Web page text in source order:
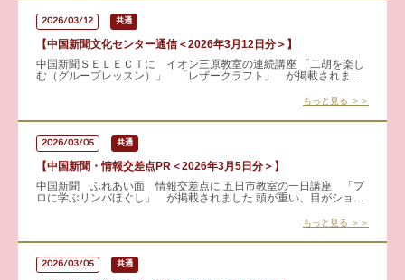
2026/03/12 共通
【中国新聞文化センター通信＜2026年3月12日分＞】
中国新聞ＳＥＬＥＣＴに イオン三原教室の連続講座 「二胡を楽し
む（グループレッスン）」 「レザークラフト」 が掲載されまし
もっと見る ＞＞
2026/03/05 共通
【中国新聞・情報交差点PR＜2026年3月5日分＞】
中国新聞 ふれあい面 情報交差点に 五日市教室の一日講座 「プ
ロに学ぶリンパほぐし」 が掲載されました 頭が重い、目がショボ
もっと見る ＞＞
2026/03/05 共通